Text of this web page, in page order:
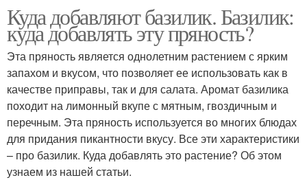
Куда добавляют базилик. Базилик:
куда добавлять эту пряность?
Эта пряность является однолетним растением с ярким
запахом и вкусом, что позволяет ее использовать как в
качестве приправы, так и для салата. Аромат базилика
походит на лимонный вкупе с мятным, гвоздичным и
перечным. Эта пряность используется во многих блюдах
для придания пикантности вкусу. Все эти характеристики
– про базилик. Куда добавлять это растение? Об этом
узнаем из нашей статьи.